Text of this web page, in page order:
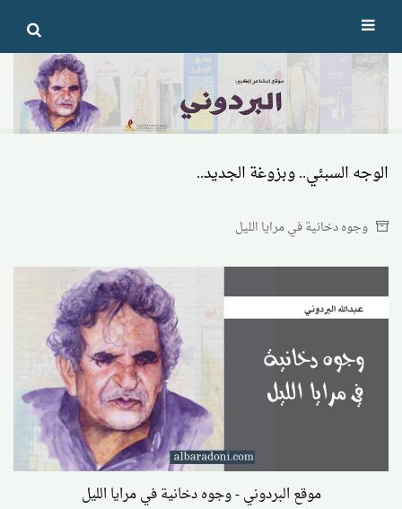
Skip
to
content
الوجه السبئي.. وبزوغة الجديد..
وجوه دخانية في مرايا الليل
موقع البردوني - وجوه دخانية في مرايا الليل